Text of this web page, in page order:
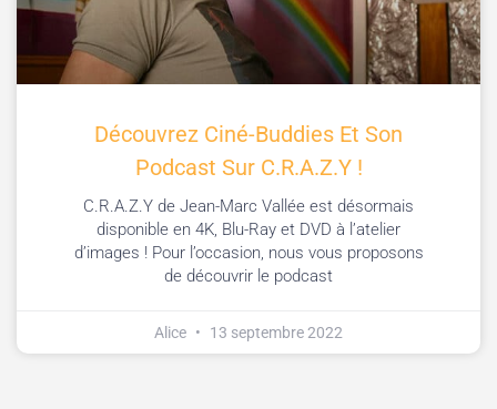
Découvrez Ciné-Buddies Et Son
Podcast Sur C.R.A.Z.Y !
C.R.A.Z.Y de Jean-Marc Vallée est désormais
disponible en 4K, Blu-Ray et DVD à l’atelier
d’images ! Pour l’occasion, nous vous proposons
de découvrir le podcast
Alice 13 septembre 2022